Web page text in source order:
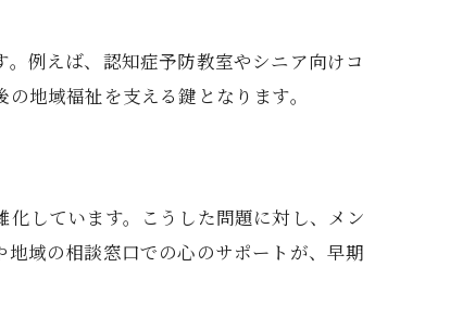
例えば、認知症予防教室やシニア向けコ
地域福祉を支える鍵となります。
しています。こうした問題に対し、メン
域の相談窓口での心のサポートが、早期